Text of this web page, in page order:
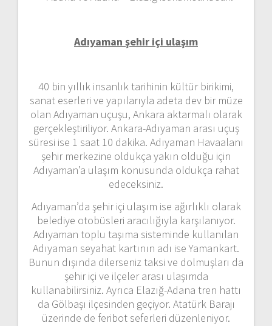
Adıyaman şehir içi ulaşım
40 bin yıllık insanlık tarihinin kültür birikimi,
sanat eserleri ve yapılarıyla adeta dev bir müze
olan Adıyaman uçuşu, Ankara aktarmalı olarak
gerçekleştiriliyor. Ankara-Adıyaman arası uçuş
süresi ise 1 saat 10 dakika. Adıyaman Havaalanı
şehir merkezine oldukça yakın olduğu için
Adıyaman’a ulaşım konusunda oldukça rahat
edeceksiniz.
Adıyaman’da şehir içi ulaşım ise ağırlıklı olarak
belediye otobüsleri aracılığıyla karşılanıyor.
Adıyaman toplu taşıma sisteminde kullanılan
Adıyaman seyahat kartının adı ise Yamankart.
Bunun dışında dilerseniz taksi ve dolmuşları da
şehir içi ve ilçeler arası ulaşımda
kullanabilirsiniz. Ayrıca Elazığ-Adana tren hattı
da Gölbaşı ilçesinden geçiyor. Atatürk Barajı
üzerinde de feribot seferleri düzenleniyor.